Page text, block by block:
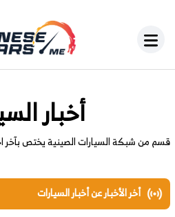
أخبار
قسم من شبكة السيارات الصينية يختص بآخر
أخر الأخبار عن أخبار السيارات